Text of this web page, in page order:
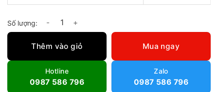
Quạt hút xách tay super win SHTC-20 số lượng
Thêm vào giỏ Mua ngay
Hotline
0987 586 796
Zalo
0987 586 796